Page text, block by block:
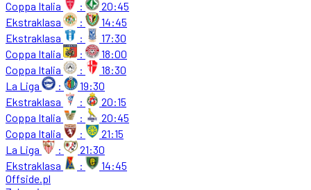
Coppa Italia
:
20:45
Ekstraklasa
:
14:45
Ekstraklasa
:
17:30
Coppa Italia
:
18:00
Coppa Italia
:
18:30
La Liga
:
19:30
Ekstraklasa
:
20:15
Coppa Italia
:
20:45
Coppa Italia
:
21:15
La Liga
:
21:30
Ekstraklasa
:
14:45
Offside.pl